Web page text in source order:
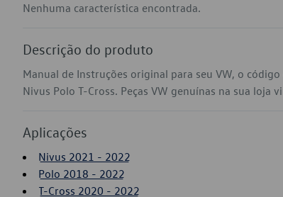
Nenhuma característica encontrada.
Descrição do produto
Manual de Instruções original para seu VW, o
Nivus Polo T-Cross. Peças VW genuínas na sua loja
Aplicações
Nivus 2021 - 2022
Polo 2018 - 2022
T-Cross 2020 - 2022